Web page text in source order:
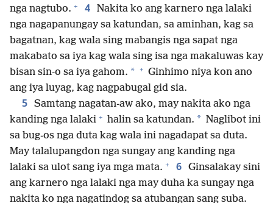
nga nagtubo. + 4 Nakita ko ang karnero nga lalaki
nga nagapanungay sa katundan, sa aminhan, kag sa
bagatnan, kag wala sing mabangis nga sapat nga
makabato sa iya kag wala sing isa nga makaluwas kay
bisan sin-o sa iya gahom. * + Ginhimo niya kon ano
ang iya luyag, kag nagpabugal gid sia.
5 Samtang nagatan-aw ako, may nakita ako nga
kanding nga lalaki + halin sa katundan. * Naglibot ini
sa bug-os nga duta kag wala ini nagadapat sa duta.
May talalupangdon nga sungay ang kanding nga
lalaki sa ulot sang iya mga mata. + 6 Ginsalakay sini
ang karnero nga lalaki nga may duha ka sungay nga
nakita ko nga nagatindog sa atubangan sang suba.